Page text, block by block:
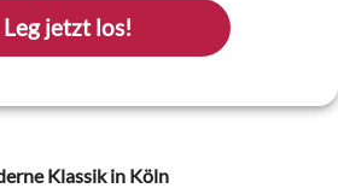
Leg jetzt los!
Klassikin Köln